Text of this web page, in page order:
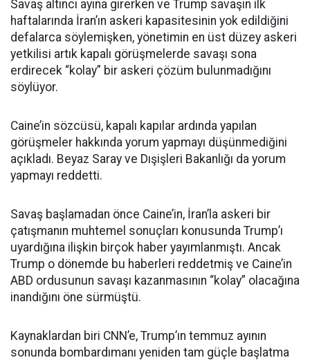
Savaş altıncı ayına girerken ve Trump savaşın ilk
haftalarında İran’ın askeri kapasitesinin yok edildiğini
defalarca söylemişken, yönetimin en üst düzey askeri
yetkilisi artık kapalı görüşmelerde savaşı sona
erdirecek “kolay” bir askeri çözüm bulunmadığını
söylüyor.
Caine’in sözcüsü, kapalı kapılar ardında yapılan
görüşmeler hakkında yorum yapmayı düşünmediğini
açıkladı. Beyaz Saray ve Dışişleri Bakanlığı da yorum
yapmayı reddetti.
Savaş başlamadan önce Caine’in, İran’la askeri bir
çatışmanın muhtemel sonuçları konusunda Trump’ı
uyardığına ilişkin birçok haber yayımlanmıştı. Ancak
Trump o dönemde bu haberleri reddetmiş ve Caine’in
ABD ordusunun savaşı kazanmasının “kolay” olacağına
inandığını öne sürmüştü.
Kaynaklardan biri CNN’e, Trump’ın temmuz ayının
sonunda bombardımanı yeniden tam güçle başlatma